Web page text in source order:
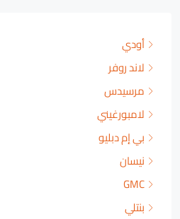
أودي
لاند روفر
مرسيدس
لامبورغيني
بي إم دبليو
نيسان
GMC
بنتلي